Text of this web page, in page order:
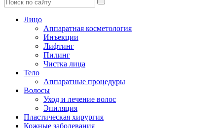
Лицо
Аппаратная косметология
Инъекции
Лифтинг
Пилинг
Чистка лица
Тело
Аппаратные процедуры
Волосы
Уход и лечение волос
Эпиляция
Пластическая хирургия
Кожные заболевания